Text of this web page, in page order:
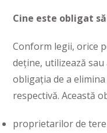
Cine este obligat
Conform legii, orice
deține, utilizează
obligația de a
respectivă. Această
proprietarilor de